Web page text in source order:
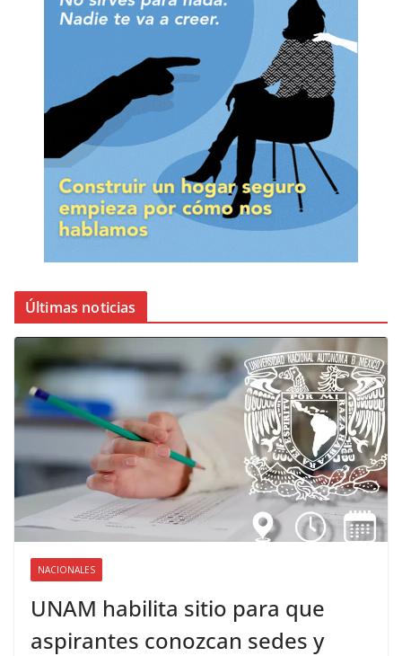
Últimas noticias
NACIONALES
UNAM habilita sitio para que
aspirantes conozcan sedes y